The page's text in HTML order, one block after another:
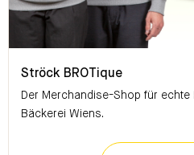
Ströck BROTique
Der Merchandise-Shop für
Bäckerei Wiens.